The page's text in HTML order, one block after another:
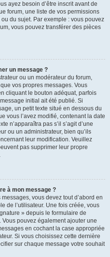
ayez besoin d’être inscrit avant de
forum, une liste de vos permissions
du sujet. Par exemple : vous pouvez
vous pouvez transférer des pièces
un message ?
ou un modérateur du forum,
vos propres messages. Vous
cliquant le bouton adéquat, parfois
initial ait été publié. Si
un petit texte situé en dessous du
vous l’avez modifié, contenant la date
n’apparaîtra pas s’il s’agit d’une
ou un administrateur, bien qu’ils
leur modification. Veuillez
pas supprimer leur propre
à mon message ?
vous devez tout d’abord en
de l’utilisateur. Une fois créée, vous
» depuis le formulaire de
pouvez également ajouter une
en cochant la case appropriée
Si vous choisissez cette dernière
sur chaque message votre souhait